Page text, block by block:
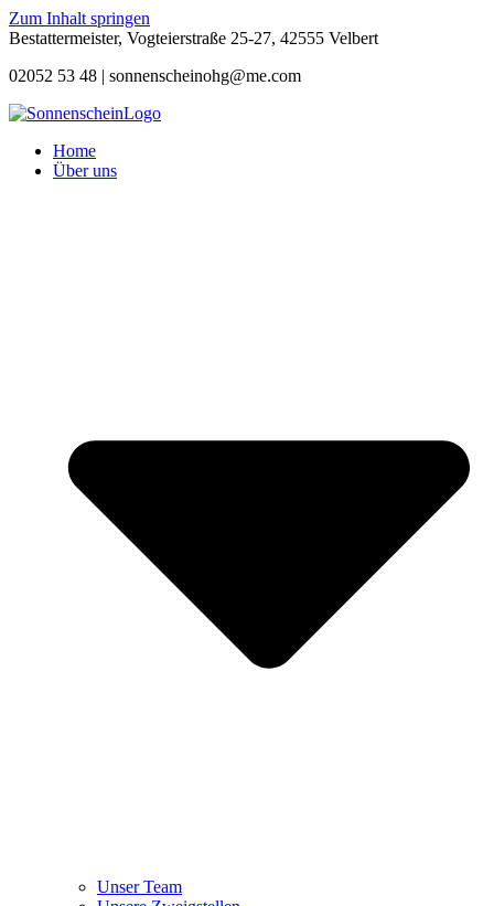
Zum Inhalt springen
Bestattermeister, Vogteierstraße 25-27, 42555 Velbert
02052 53 48 | sonnenscheinohg@me.com
Home
Über uns
Unser Team